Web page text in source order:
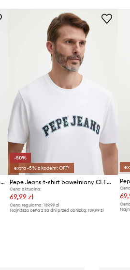
Pepe Jeans t-shirt bawełniany Connor
-50%
extra -5% z kodem: OFF*
Pepe Jeans t-shirt bawełniany CLEMENT
Cena aktualna:
69,99 zł
Cena regularna: 139,99 zł
Najniższa cena z 30 dni przed obniżką: 139,99 zł